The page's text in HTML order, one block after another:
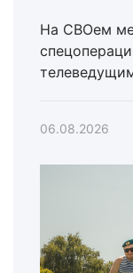
На СВОем
06.08.2026